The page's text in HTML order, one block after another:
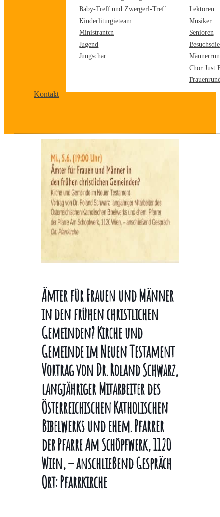
Baby-Treff und Zwergerl-Treff
Kinderliturgieteam
Ministranten
Jugend
Jungschar
Lektoren
Musiker
Senioren
Chor Just
Kontakt
Ämter für Frauen und Männer
in den frühen christlichen
Gemeinden? Kirche und
Gemeinde im Neuen Testament
Vortrag von Dr. Roland Schwarz,
langjähriger Mitarbeiter des
Österreichischen Katholischen
Bibelwerks und ehem. Pfarrer
der Pfarre Am Schöpfwerk, 1120
Wien, – anschließend Gespräch
Ort: Pfarrkirche